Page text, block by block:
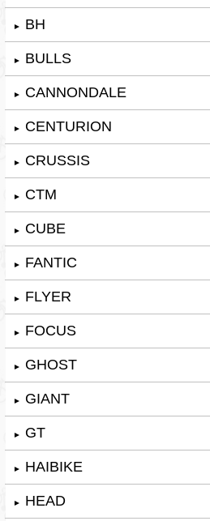
► BH
► BULLS
► CANNONDALE
► CENTURION
► CRUSSIS
► CTM
► CUBE
► FANTIC
► FLYER
► FOCUS
► GHOST
► GIANT
► GT
► HAIBIKE
► HEAD